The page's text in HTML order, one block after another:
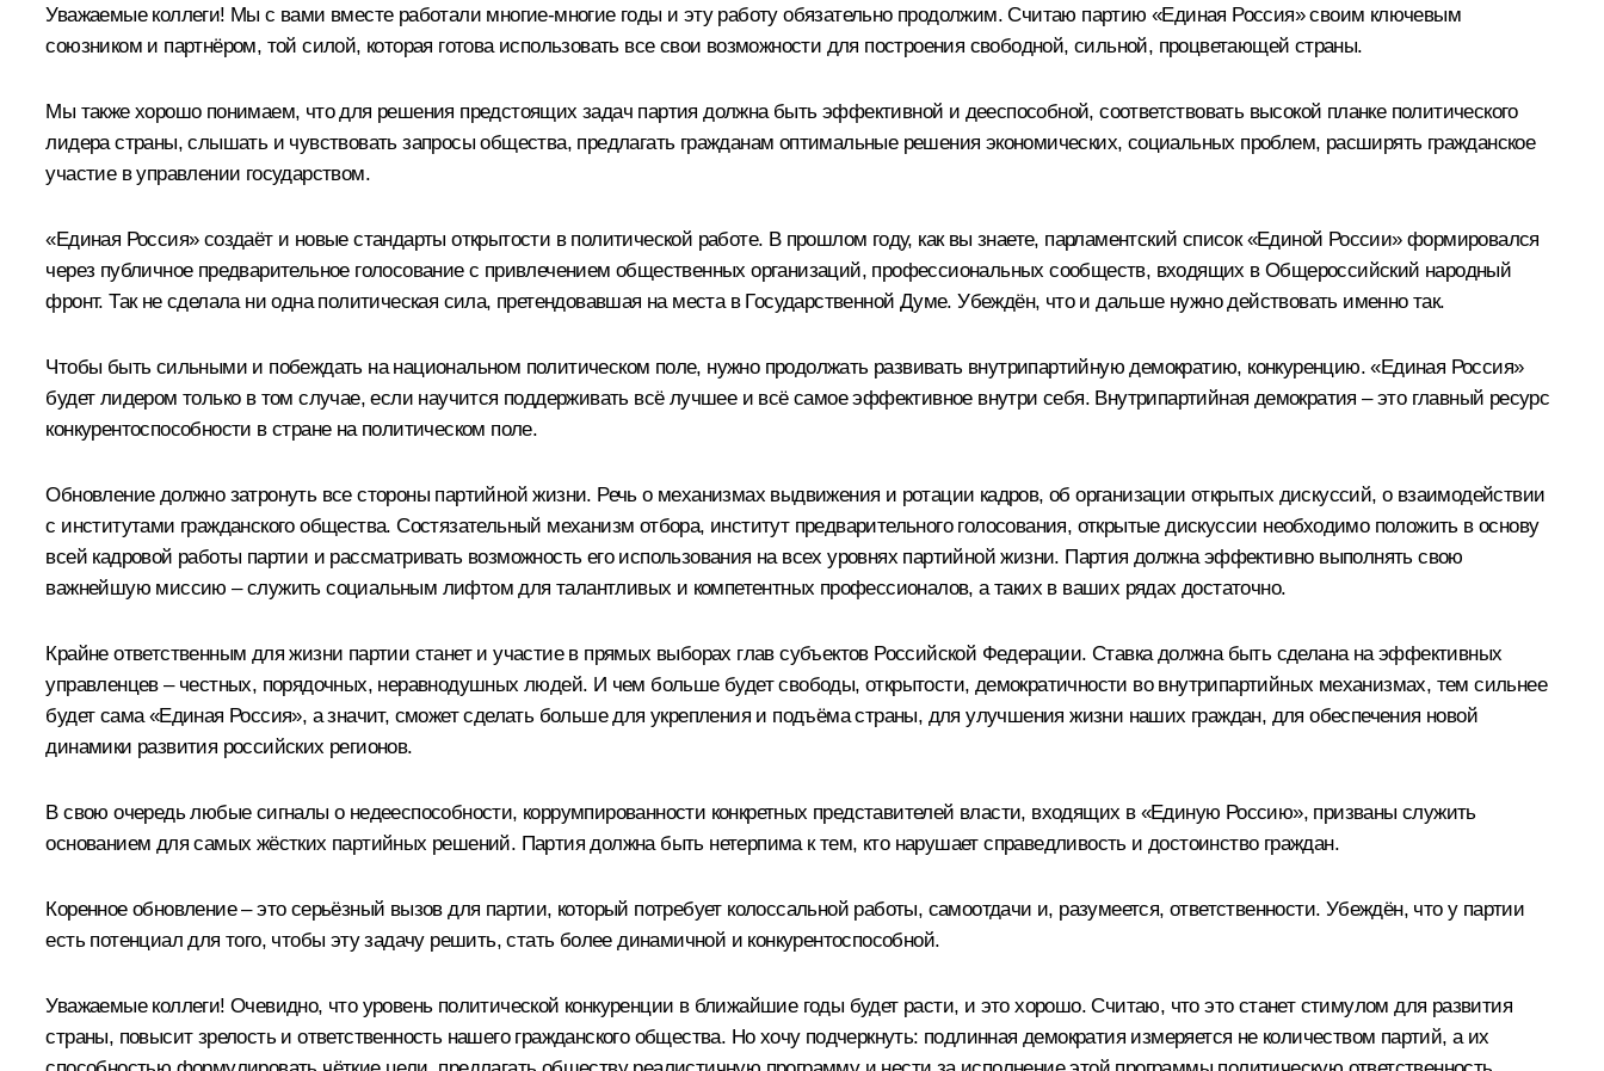
Уважаемые коллеги! Мы с вами вместе работали многие-многие годы и эту работу обязательно продолжим. Считаю партию «Единая Россия» своим ключевым
союзником и партнёром, той силой, которая готова использовать все свои возможности для построения свободной, сильной, процветающей страны.
Мы также хорошо понимаем, что для решения предстоящих задач партия должна быть эффективной и дееспособной, соответствовать высокой планке политического
лидера страны, слышать и чувствовать запросы общества, предлагать гражданам оптимальные решения экономических, социальных проблем, расширять гражданское
участие в управлении государством.
«Единая Россия» создаёт и новые стандарты открытости в политической работе. В прошлом году, как вы знаете, парламентский список «Единой России» формировался
через публичное предварительное голосование с привлечением общественных организаций, профессиональных сообществ, входящих в Общероссийский народный
фронт. Так не сделала ни одна политическая сила, претендовавшая на места в Государственной Думе. Убеждён, что и дальше нужно действовать именно так.
Чтобы быть сильными и побеждать на национальном политическом поле, нужно продолжать развивать внутрипартийную демократию, конкуренцию. «Единая Россия»
будет лидером только в том случае, если научится поддерживать всё лучшее и всё самое эффективное внутри себя. Внутрипартийная демократия – это главный ресурс
конкурентоспособности в стране на политическом поле.
Обновление должно затронуть все стороны партийной жизни. Речь о механизмах выдвижения и ротации кадров, об организации открытых дискуссий, о взаимодействии
с институтами гражданского общества. Состязательный механизм отбора, институт предварительного голосования, открытые дискуссии необходимо положить в основу
всей кадровой работы партии и рассматривать возможность его использования на всех уровнях партийной жизни. Партия должна эффективно выполнять свою
важнейшую миссию – служить социальным лифтом для талантливых и компетентных профессионалов, а таких в ваших рядах достаточно.
Крайне ответственным для жизни партии станет и участие в прямых выборах глав субъектов Российской Федерации. Ставка должна быть сделана на эффективных
управленцев – честных, порядочных, неравнодушных людей. И чем больше будет свободы, открытости, демократичности во внутрипартийных механизмах, тем сильнее
будет сама «Единая Россия», а значит, сможет сделать больше для укрепления и подъёма страны, для улучшения жизни наших граждан, для обеспечения новой
динамики развития российских регионов.
В свою очередь любые сигналы о недееспособности, коррумпированности конкретных представителей власти, входящих в «Единую Россию», призваны служить
основанием для самых жёстких партийных решений. Партия должна быть нетерпима к тем, кто нарушает справедливость и достоинство граждан.
Коренное обновление – это серьёзный вызов для партии, который потребует колоссальной работы, самоотдачи и, разумеется, ответственности. Убеждён, что у партии
есть потенциал для того, чтобы эту задачу решить, стать более динамичной и конкурентоспособной.
Уважаемые коллеги! Очевидно, что уровень политической конкуренции в ближайшие годы будет расти, и это хорошо. Считаю, что это станет стимулом для развития
страны, повысит зрелость и ответственность нашего гражданского общества. Но хочу подчеркнуть: подлинная демократия измеряется не количеством партий, а их